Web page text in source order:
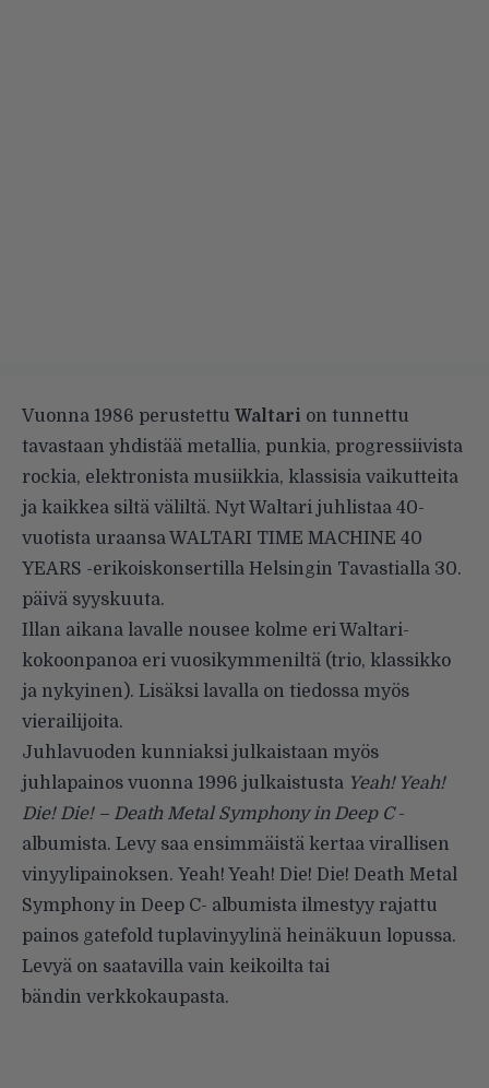
Vuonna 1986 perustettu Waltari on tunnettu
tavastaan yhdistää metallia, punkia, progressiivista
rockia, elektronista musiikkia, klassisia vaikutteita
ja kaikkea siltä väliltä. Nyt Waltari juhlistaa 40-
vuotista uraansa WALTARI TIME MACHINE 40
YEARS -erikoiskonsertilla Helsingin Tavastialla 30.
päivä syyskuuta.
Illan aikana lavalle nousee kolme eri Waltari-
kokoonpanoa eri vuosikymmeniltä (trio, klassikko
ja nykyinen). Lisäksi lavalla on tiedossa myös
vierailijoita.
Juhlavuoden kunniaksi julkaistaan myös
juhlapainos vuonna 1996 julkaistusta Yeah! Yeah!
Die! Die! – Death Metal Symphony in Deep C-
albumista. Levy saa ensimmäistä kertaa virallisen
vinyylipainoksen. Yeah! Yeah! Die! Die! Death Metal
Symphony in Deep C- albumista ilmestyy rajattu
painos gatefold tuplavinyylinä heinäkuun lopussa.
Levyä on saatavilla vain keikoilta tai
bändin verkkokaupasta.